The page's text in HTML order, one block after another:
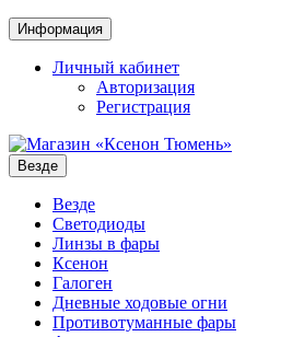
Информация
Личный кабинет
Авторизация
Регистрация
Везде
Везде
Светодиоды
Линзы в фары
Ксенон
Галоген
Дневные ходовые огни
Противотуманные фары